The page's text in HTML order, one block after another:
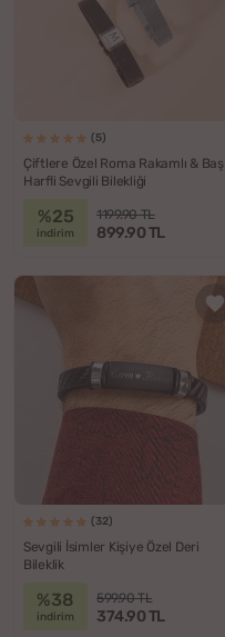
(5)
Çiftlere Özel Roma Rakamlı & Baş
Harfli Sevgili Bilekliği
%25
indirim
1199.90 TL
899.90 TL
(32)
Sevgili İsimler Kişiye Özel Deri
Bileklik
%38
indirim
599.90 TL
374.90 TL